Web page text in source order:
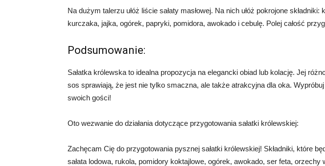
Na dużym talerzu ułóż liście sałaty masłowej. Na nich ułóż pokrojone składniki:
kurczaka, jajka, ogórek, papryki, pomidora, awokado i cebulę. Polej całość
Podsumowanie:
Sałatka królewska to idealna propozycja na elegancki obiad lub kolację. Jej
sos sprawiają, że jest nie tylko smaczna, ale także atrakcyjna dla oka.
swoich gości!
Oto wezwanie do działania dotyczące przygotowania sałatki królewskiej:
Zachęcam Cię do przygotowania pysznej sałatki królewskiej! Składniki, które
sałata lodowa, rukola, pomidory koktajlowe, ogórek, awokado, ser feta, orzechy